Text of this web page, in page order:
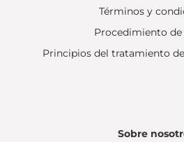
Términos y
Procedimiento de
Principios del tratamiento
Sobre